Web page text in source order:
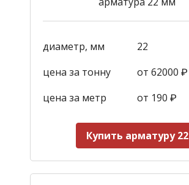
диаметр, мм
22
цена за тонну
от 62000 ₽
цена за метр
от 190 ₽
Купить арматуру 22